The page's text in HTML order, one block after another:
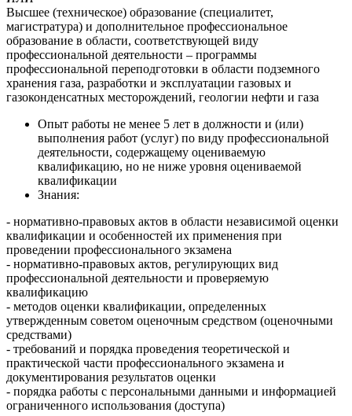
Высшее (техническое) образование (специалитет,
магистратура) и дополнительное профессиональное
образование в области, соответствующей виду
профессиональной деятельности – программы
профессиональной переподготовки в области подземного
хранения газа, разработки и эксплуатации газовых и
газоконденсатных месторождений, геологии нефти и газа
Опыт работы не менее 5 лет в должности и (или)
выполнения работ (услуг) по виду профессиональной
деятельности, содержащему оцениваемую
квалификацию, но не ниже уровня оцениваемой
квалификации
Знания:
- нормативно-правовых актов в области независимой оценки
квалификации и особенностей их применения при
проведении профессионального экзамена
- нормативно-правовых актов, регулирующих вид
профессиональной деятельности и проверяемую
квалификацию
- методов оценки квалификации, определенных
утвержденным советом оценочным средством (оценочными
средствами)
- требований и порядка проведения теоретической и
практической части профессионального экзамена и
документирования результатов оценки
- порядка работы с персональными данными и информацией
ограниченного использования (доступа)